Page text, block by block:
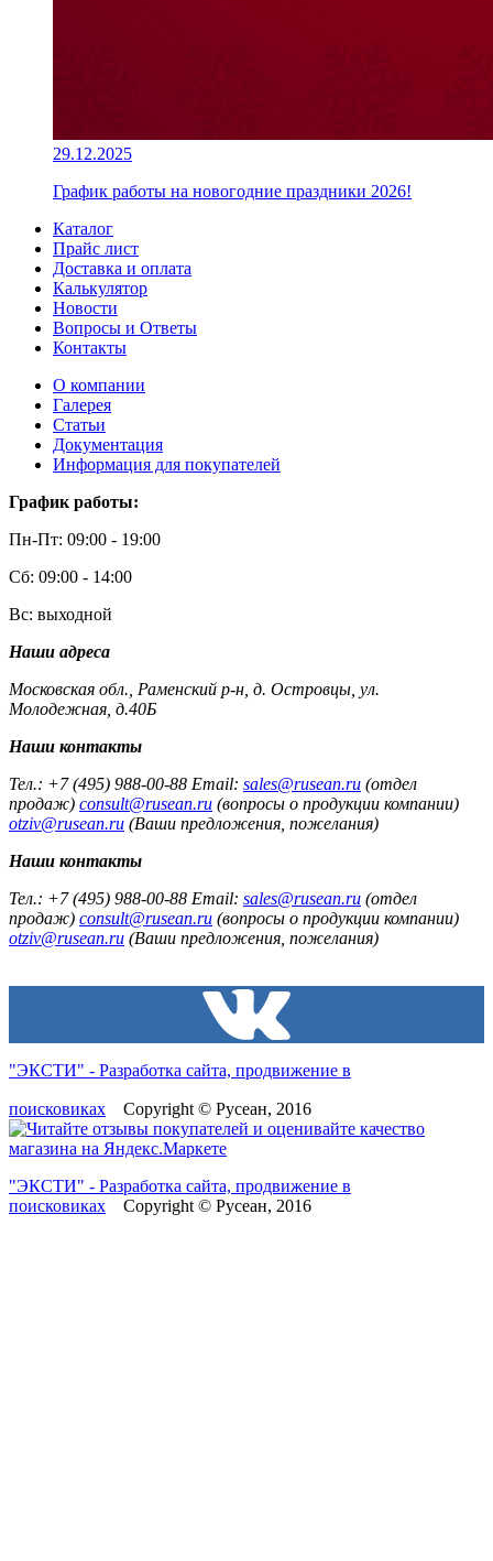
29.12.2025
График работы на новогодние праздники 2026!
Каталог
Прайс лист
Доставка и оплата
Калькулятор
Новости
Вопросы и Ответы
Контакты
О компании
Галерея
Статьи
Документация
Информация для покупателей
График работы:
Пн-Пт: 09:00 - 19:00
Сб: 09:00 - 14:00
Вс: выходной
Наши адреса
Московская обл., Раменский р-н, д. Островцы, ул.
Молодежная, д.40Б
Наши контакты
Тел.: +7 (495) 988-00-88 Email: sales@rusean.ru (отдел
продаж) consult@rusean.ru (вопросы о продукции компании)
otziv@rusean.ru (Ваши предложения, пожелания)
Наши контакты
Тел.: +7 (495) 988-00-88 Email: sales@rusean.ru (отдел
продаж) consult@rusean.ru (вопросы о продукции компании)
otziv@rusean.ru (Ваши предложения, пожелания)
"ЭКСТИ" - Разработка сайта, продвижение в
поисковиках Copyright © Русеан, 2016
"ЭКСТИ" - Разработка сайта, продвижение в
поисковиках Copyright © Русеан, 2016